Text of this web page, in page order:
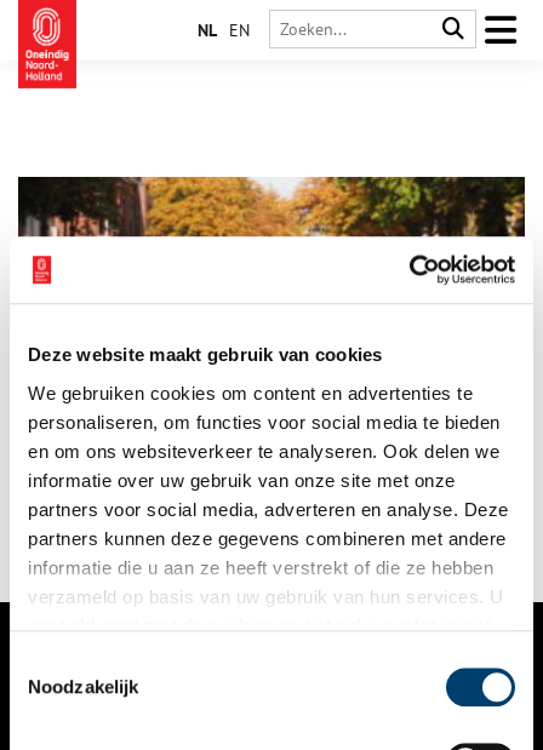
Deze website maakt gebruik van cookies
We gebruiken cookies om content en advertenties te
personaliseren, om functies voor social media te bieden
en om ons websiteverkeer te analyseren. Ook delen we
informatie over uw gebruik van onze site met onze
partners voor social media, adverteren en analyse. Deze
partners kunnen deze gegevens combineren met andere
informatie die u aan ze heeft verstrekt of die ze hebben
verzameld op basis van uw gebruik van hun services. U
Noodzakelijk
NL EN
Elke Hilversummer komt wel eens op de Groest, de bekendste
winkel- en uitgaansstraat van de stad. Er zitten talloze
boetiekjes, gezellige restaurants en hippe cafés. Maar de straat
kent ook een boeiende geschiedenis, die nog terug te zien is
in een aantal monumentale panden. Wist je dat hier de
bakermat ligt van Hilversum als Mediastad? En dat er zelfs een
bekende kunstenaar aan de Groest heeft gewoond?
VERHALEN